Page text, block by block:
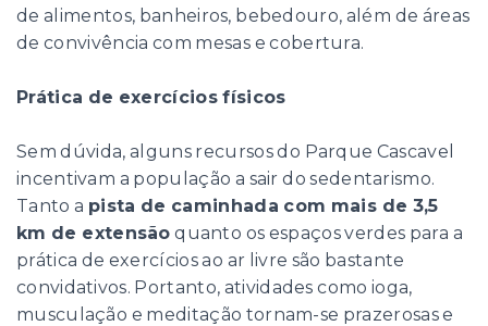
de alimentos, banheiros, bebedouro, além de áreas
de convivência com mesas e cobertura.
Prática de exercícios físicos
Sem dúvida, alguns recursos do Parque Cascavel
incentivam a população a sair do sedentarismo.
Tanto a pista de caminhada com mais de 3,5
km de extensão quanto os espaços verdes para a
prática de exercícios ao ar livre são bastante
convidativos. Portanto, atividades como ioga,
musculação e meditação tornam-se prazerosas e